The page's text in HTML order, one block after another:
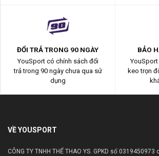
ĐỔI TRẢ TRONG 90 NGÀY
YouSport có chính sách đổi
trả trong 90 ngày chưa qua sử
dụng
BẢO
keo trọn
VỀ YOUSPORT
CÔNG TY TNHH THỂ THAO YS. GPKD số 0319450973